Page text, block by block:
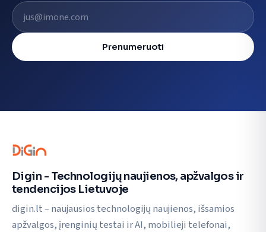
El. pašto adresas
Prenumeruoti
Digin - Technologijų naujienos, apžvalgos ir
tendencijos Lietuvoje
digin.lt – naujausios technologijų naujienos, išsamios
apžvalgos, įrenginių testai ir AI, mobilieji telefonai,